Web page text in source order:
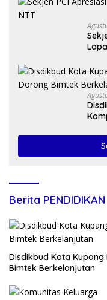
Berita PENDIDIKAN
Disdikbud Kota Kupang
Bimtek Berkelanjutan